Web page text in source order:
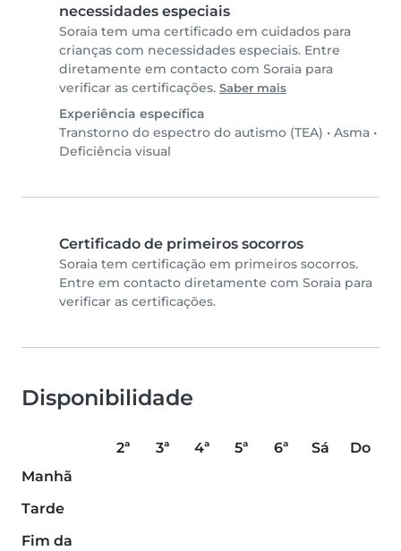
necessidades especiais
Soraia tem uma certificado em cuidados para
crianças com necessidades especiais. Entre
diretamente em contacto com Soraia para
verificar as certificações. Saber mais
Experiência específica
Transtorno do espectro do autismo (TEA) • Asma •
Deficiência visual
Certificado de primeiros socorros
Soraia tem certificação em primeiros socorros.
Entre em contacto diretamente com Soraia para
verificar as certificações.
Disponibilidade
2ª 3ª 4ª 5ª 6ª Sá
Do
Manhã
Tarde
Fim da